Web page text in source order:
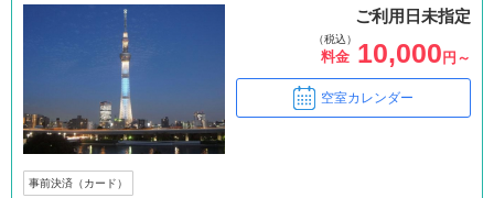
ご利用日未指定
（税込）
料金 10,000 円～
空室カレンダー
事前決済（カード）